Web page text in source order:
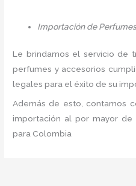
Importación de
Le brindamos el servicio de
perfumes y accesorios
legales para el éxito de su
Además de esto, contamos
importación al por mayor
para Colombia